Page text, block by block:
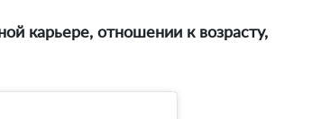
карьере, отношении к возрасту,